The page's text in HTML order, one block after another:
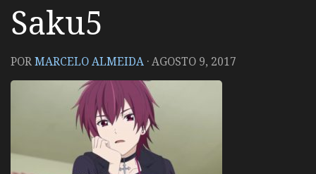
Saku5
PORMARCELO ALMEIDA ·AGOSTO 9, 2017